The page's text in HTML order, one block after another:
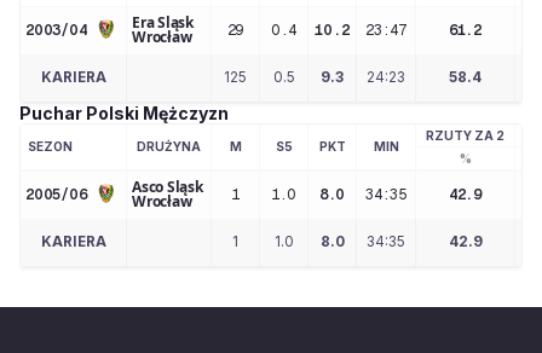
2003/04 Era Śląsk
Wrocław 29 0.4 10.2 23:47 61.2
KARIERA 125 0.5 9.3 24:23 58.4
Puchar Polski Mężczyzn
SEZON DRUŻYNA M S5 PKT MIN
RZUTY ZA 2
%
2005/06 Asco Śląsk
Wrocław 1 1.0 8.0 34:35 42.9
KARIERA 1 1.0 8.0 34:35 42.9